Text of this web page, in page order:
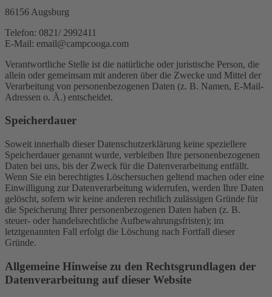
86156 Augsburg
Telefon: 0821/ 2992411
E-Mail: email@campcooga.com
Verantwortliche Stelle ist die natürliche oder juristische Person, die
allein oder gemeinsam mit anderen über die Zwecke und Mittel der
Verarbeitung von personenbezogenen Daten (z. B. Namen, E-Mail-
Adressen o. Ä.) entscheidet.
Speicherdauer
Soweit innerhalb dieser Datenschutzerklärung keine speziellere
Speicherdauer genannt wurde, verbleiben Ihre personenbezogenen
Daten bei uns, bis der Zweck für die Datenverarbeitung entfällt.
Wenn Sie ein berechtigtes Löschersuchen geltend machen oder eine
Einwilligung zur Datenverarbeitung widerrufen, werden Ihre Daten
gelöscht, sofern wir keine anderen rechtlich zulässigen Gründe für
die Speicherung Ihrer personenbezogenen Daten haben (z. B.
steuer- oder handelsrechtliche Aufbewahrungsfristen); im
letztgenannten Fall erfolgt die Löschung nach Fortfall dieser
Gründe.
Allgemeine Hinweise zu den Rechtsgrundlagen der
Datenverarbeitung auf dieser Website